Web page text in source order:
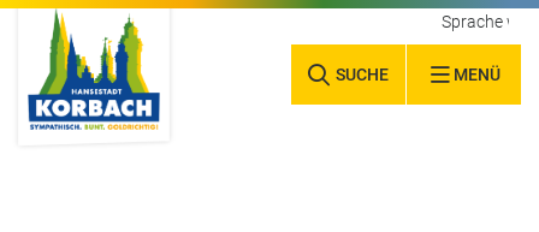
SUCHE MENÜ
Sprache